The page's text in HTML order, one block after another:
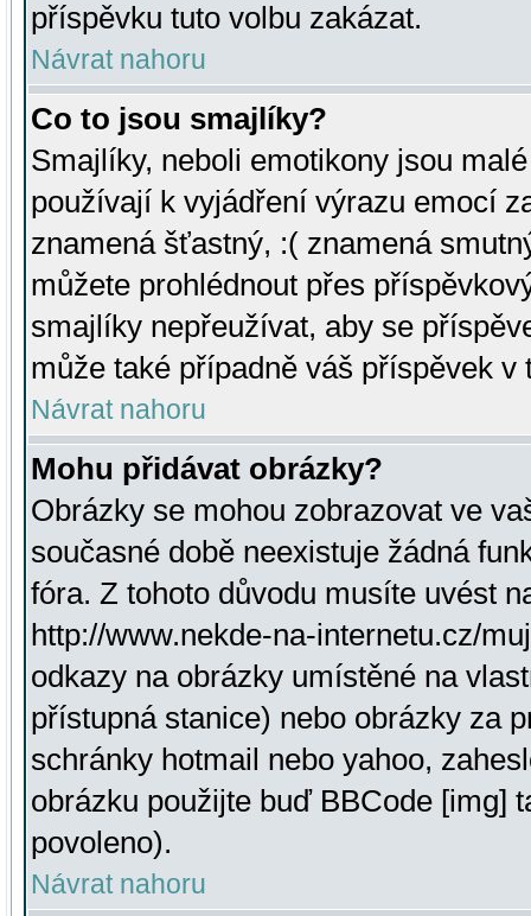
příspěvku tuto volbu zakázat.
Návrat nahoru
Co to jsou smajlíky?
Smajlíky, neboli emotikony jsou
používají k vyjádření výrazu emocí
znamená šťastný, :( znamená
můžete prohlédnout přes
smajlíky nepřeužívat, aby se
může také případně váš příspěvek v
Návrat nahoru
Mohu přidávat obrázky?
Obrázky se mohou zobrazovat ve
současné době neexistuje žádná
fóra. Z tohoto důvodu musíte uvést
http://www.nekde-na-internetu.cz/
odkazy na obrázky umístěné na
přístupná stanice) nebo obrázky za
schránky hotmail nebo yahoo,
obrázku použijte buď BBCode [img]
povoleno).
Návrat nahoru